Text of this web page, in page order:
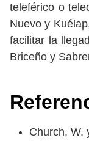
teleférico o
Nuevo y
facilitar la
Briceño y
Church, W.